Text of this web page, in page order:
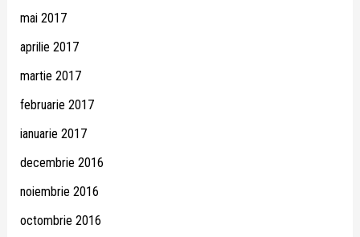
mai 2017
aprilie 2017
martie 2017
februarie 2017
ianuarie 2017
decembrie 2016
noiembrie 2016
octombrie 2016